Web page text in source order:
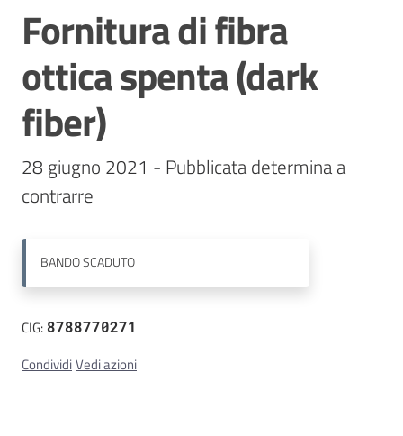
Stazioni
appaltanti
Contatti
Salta al contenuto
Fornitura di fibra
ottica spenta (dark
fiber)
28 giugno 2021 - Pubblicata determina a
contrarre
BANDOSCADUTO
CIG: 8788770271
CondividiVedi azioni